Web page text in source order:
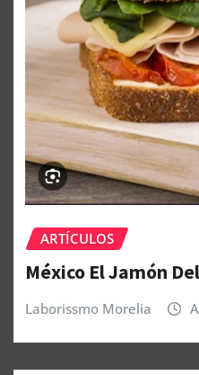
ARTÍCULOS
México El Jamón
Laborissmo Morelia